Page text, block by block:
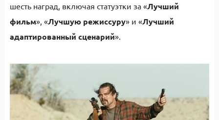
шесть наград, включая статуэтки за «Лучший
фильм», «Лучшую режиссуру» и «Лучший
адаптированный сценарий».